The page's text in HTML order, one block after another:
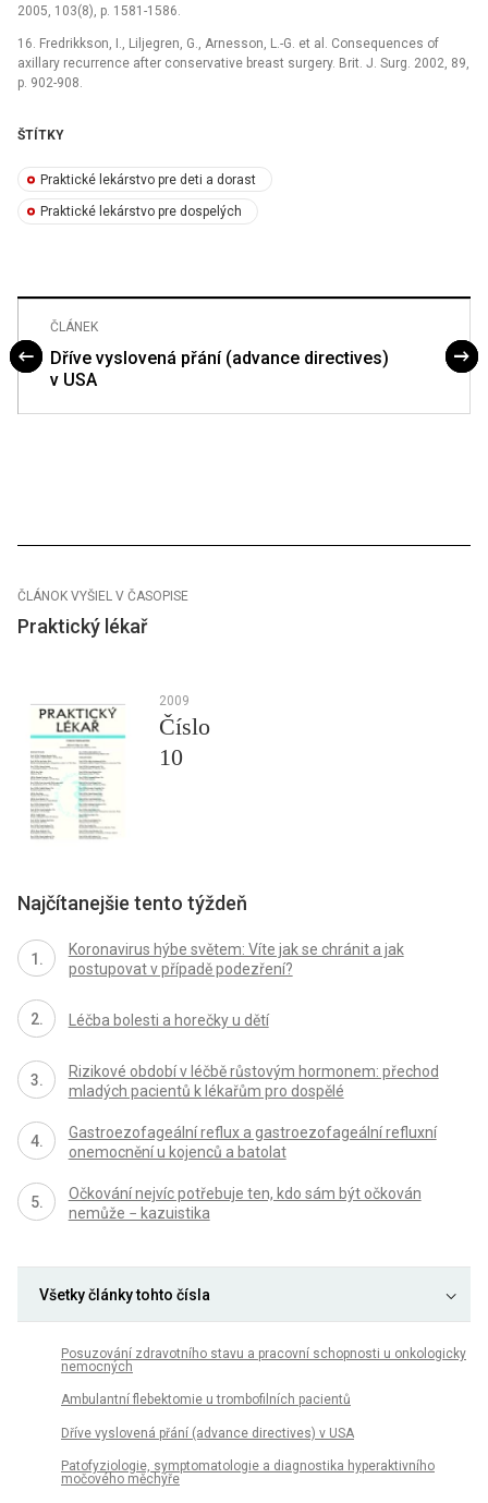
2005, 103(8), p. 1581-1586.
16. Fredrikkson, I., Liljegren, G., Arnesson, L.-G. et al. Consequences of
axillary recurrence after conservative breast surgery. Brit. J. Surg. 2002, 89,
p. 902-908.
ŠTÍTKY
Praktické lekárstvo pre deti a dorast
Praktické lekárstvo pre dospelých
ČLÁNEK
Dříve vyslovená přání (advance directives)
v USA
ČLÁNOK VYŠIEL V ČASOPISE
Praktický lékař
2009
Číslo
10
Najčítanejšie tento týždeň
Koronavirus hýbe světem: Víte jak se chránit a jak
postupovat v případě podezření?
Léčba bolesti a horečky u dětí
Rizikové období v léčbě růstovým hormonem: přechod
mladých pacientů k lékařům pro dospělé
Gastroezofageální reflux a gastroezofageální refluxní
onemocnění u kojenců a batolat
Očkování nejvíc potřebuje ten, kdo sám být očkován
nemůže − kazuistika
Všetky články tohto čísla
Posuzování zdravotního stavu a pracovní schopnosti u onkologicky
nemocných
Ambulantní flebektomie u trombofilních pacientů
Dříve vyslovená přání (advance directives) v USA
Patofyziologie, symptomatologie a diagnostika hyperaktivního
močového měchýře